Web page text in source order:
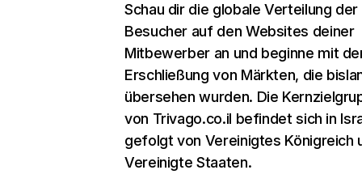
Schau dir die globale Verteilung der
Besucher auf den Websites deiner
Mitbewerber an und beginne mit
Erschließung von Märkten, die
übersehen wurden. Die
von Trivago.co.il befindet sich in
gefolgt von Vereinigtes Königreich
Vereinigte Staaten.